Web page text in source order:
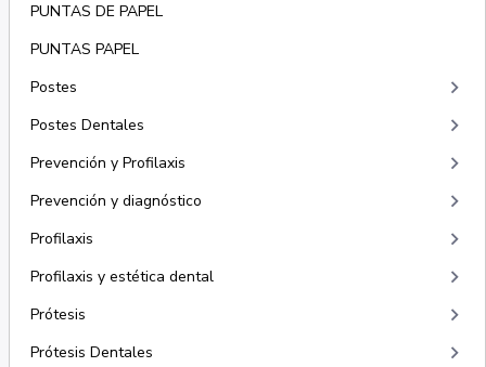
PUNTAS DE PAPEL
PUNTAS PAPEL
Postes
keyboard_arrow_right
Postes Dentales keyboard_arrow_right
Prevención y Profilaxis keyboard_arrow_right
Prevención y diagnóstico keyboard_arrow_right
Profilaxis keyboard_arrow_right
Profilaxis y estética dental keyboard_arrow_right
Prótesis keyboard_arrow_right
Prótesis Dentales keyboard_arrow_right